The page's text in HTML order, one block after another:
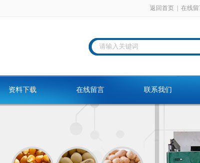
返回首页 在线
资料下载 在线留言 联系我们